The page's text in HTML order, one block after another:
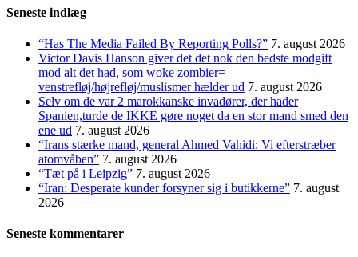
Seneste indlæg
“Has The Media Failed By Reporting Polls?” 7. august 2026
Victor Davis Hanson giver det det nok den bedste modgift
mod alt det had, som woke zombier=
venstrefløj/højrefløj/muslismer hælder ud 7. august 2026
Selv om de var 2 marokkanske invadører, der hader
Spanien,turde de IKKE gøre noget da en stor mand smed den
ene ud 7. august 2026
“Irans stærke mand, general Ahmed Vahidi: Vi efterstræber
atomvåben” 7. august 2026
“Tæt på i Leipzig” 7. august 2026
“Iran: Desperate kunder forsyner sig i butikkerne” 7. august
2026
Seneste kommentarer